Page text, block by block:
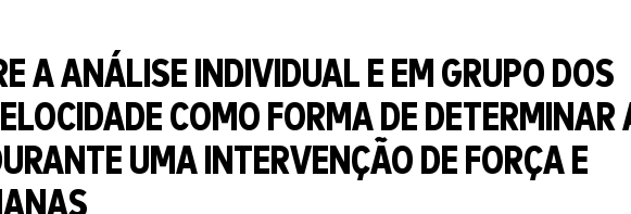
A ANÁLISE INDIVIDUAL E EM GRUPO DOS
COMO FORMA DE DETERMINAR
UMA INTERVENÇÃO DE FORÇA E